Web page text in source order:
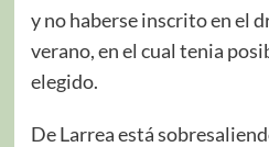
y no haberse inscrito en el
verano, en el cual tenia
elegido.
De Larrea está